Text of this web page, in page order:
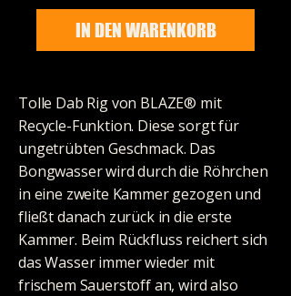
IN DEN WARENKORB
Tolle Dab Rig von BLAZE® mit
Recycle-Funktion. Diese sorgt für
ungetrübten Geschmack. Das
Bongwasser wird durch die Röhrchen
in eine zweite Kammer gezogen und
fließt danach zurück in die erste
Kammer. Beim Rückfluss reichert sich
das Wasser immer wieder mit
frischem Sauerstoff an, wird also